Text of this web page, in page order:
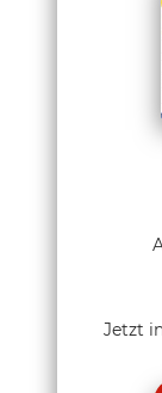
Jetzt